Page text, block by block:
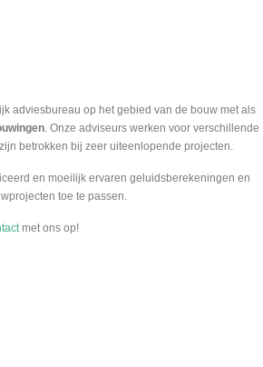
adviesbureau op het gebied van de bouw met als
. Onze adviseurs werken voor verschillende
betrokken bij zeer uiteenlopende projecten.
en moeilijk ervaren geluidsberekeningen en
toe te passen.
met ons op!